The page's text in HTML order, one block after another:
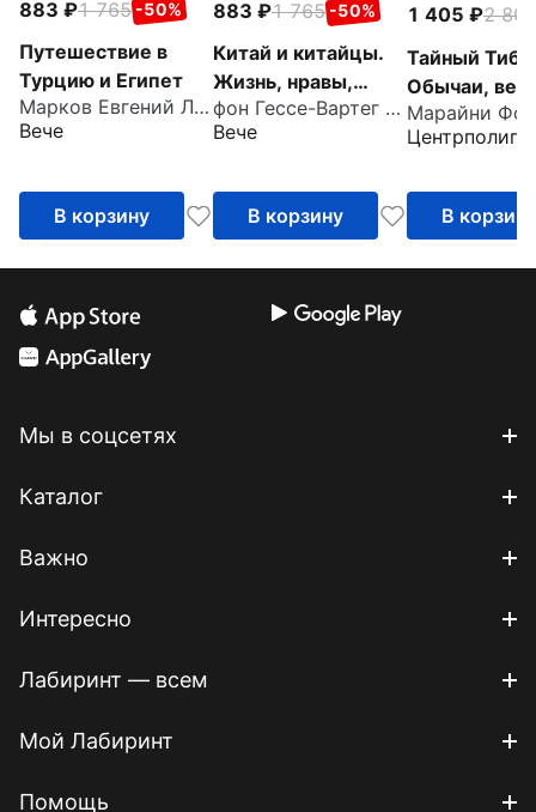
883 1 765 -50%
Путешествие в
Турцию и Египет
Марков Евгений Львович
Вече
В корзину
883 1 765 -50%
Китай и китайцы.
Жизнь, нравы,
обычаи
фон Гессе-Вартег Эрнест
Вече
В корзину
1 405
2 809
Тайный
Обычаи,
и магические
ритуалы
монахов и
Марайни
В корзину
Мы в соцсетях
Каталог
Важно
Интересно
Лабиринт — всем
Мой Лабиринт
Помощь